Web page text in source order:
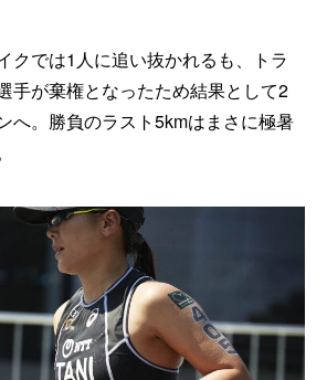
クでは1人に追い抜かれるも、トラ
手が棄権となったため結果として2
へ。勝負のラスト5kmはまさに極暑